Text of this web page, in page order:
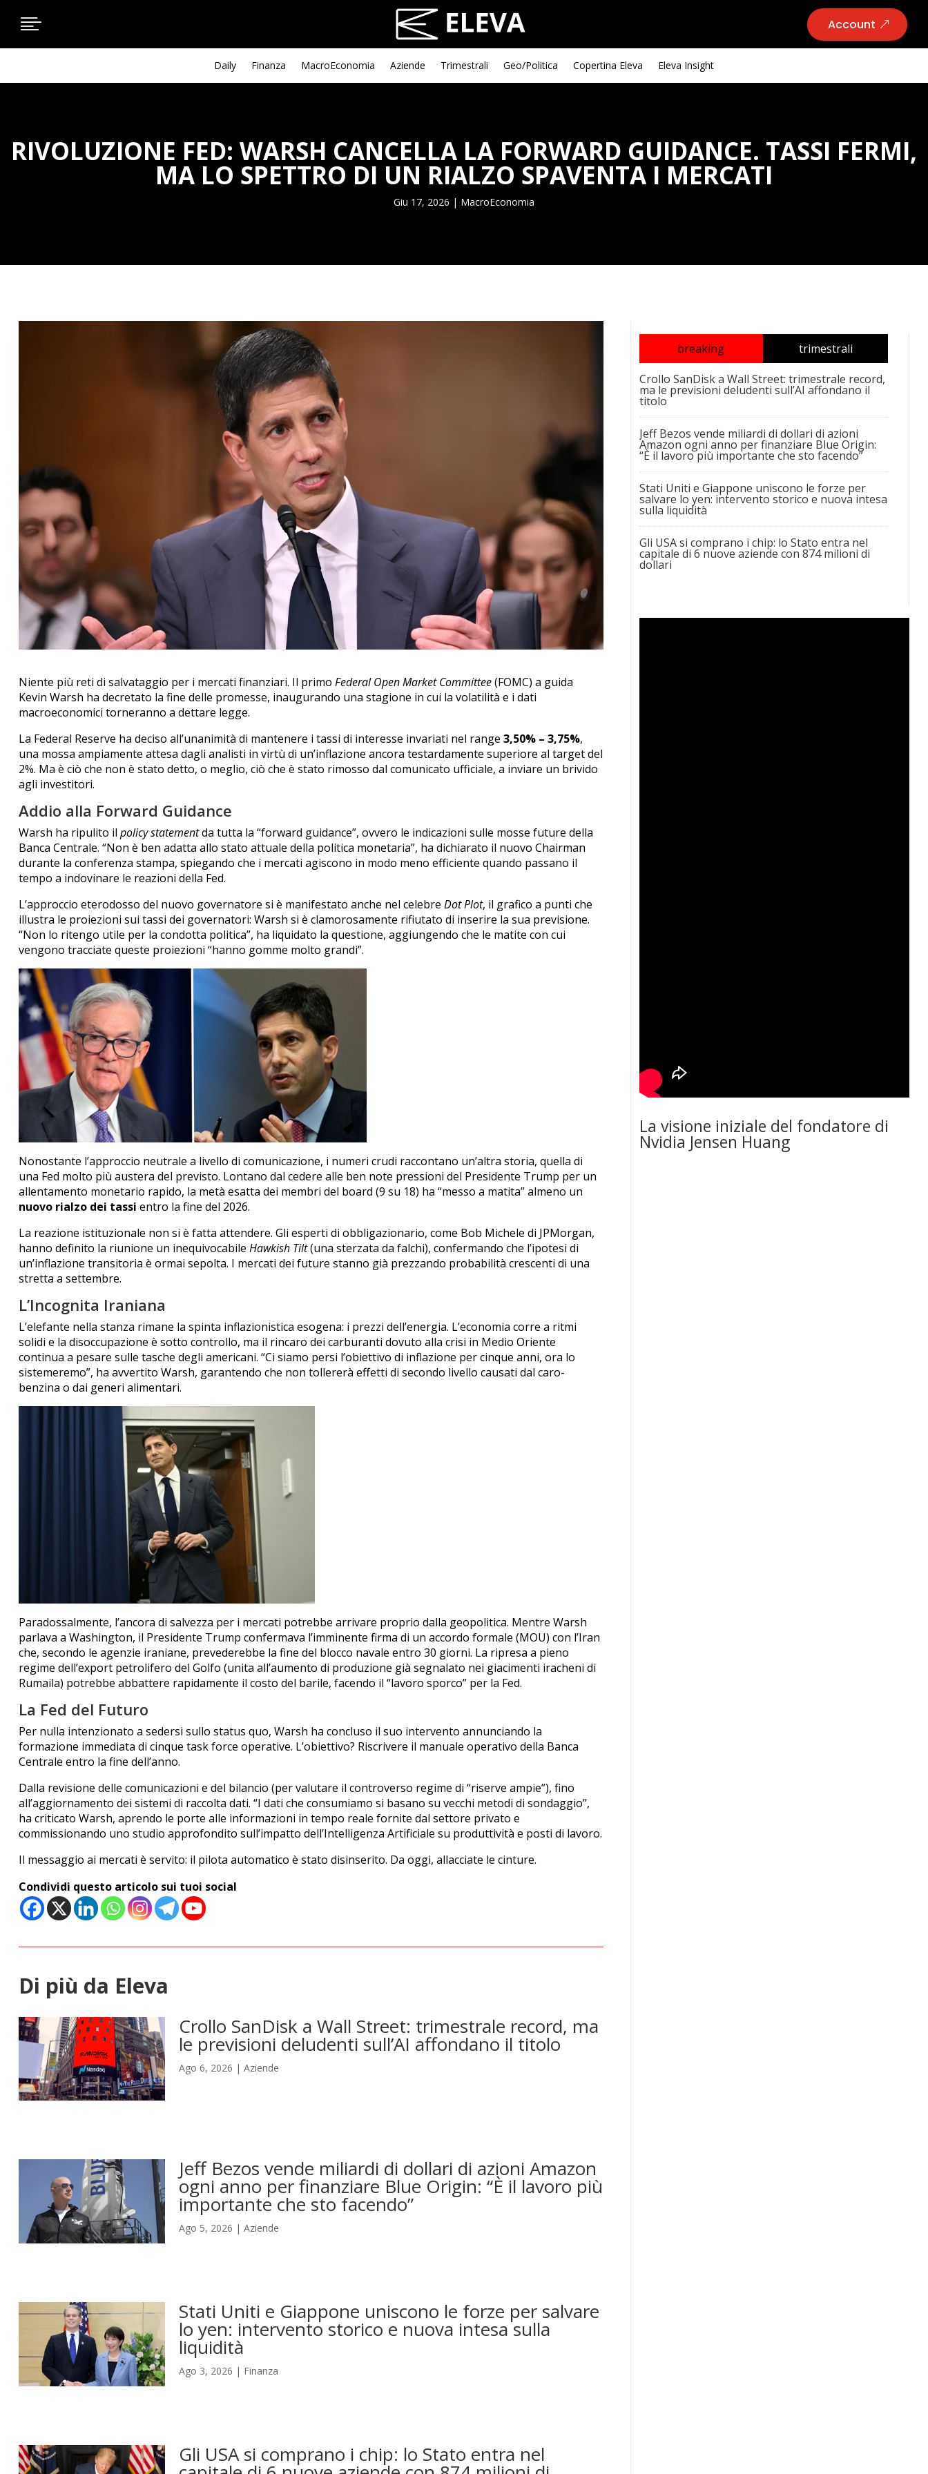
 Account
Daily Finanza MacroEconomia Aziende Trimestrali Geo/Politica Copertina Eleva Eleva Insight
RIVOLUZIONE FED: WARSH CANCELLA LA FORWARD GUIDANCE. TASSI FERMI,
MA LO SPETTRO DI UN RIALZO SPAVENTA I MERCATI
Giu 17, 2026 | MacroEconomia
Niente più reti di salvataggio per i mercati finanziari. Il primo Federal Open Market Committee(FOMC) a guida
Kevin Warsh ha decretato la fine delle promesse, inaugurando una stagione in cui la volatilità e i dati
macroeconomici torneranno a dettare legge.
La Federal Reserve ha deciso all’unanimità di mantenere i tassi di interesse invariati nel range 3,50% – 3,75%,
una mossa ampiamente attesa dagli analisti in virtù di un’inflazione ancora testardamente superiore al target del
2%. Ma è ciò che non è stato detto, o meglio, ciò che è stato rimosso dal comunicato ufficiale, a inviare un brivido
agli investitori.
Addio alla Forward Guidance
Warsh ha ripulito il policy statementda tutta la “forward guidance”, ovvero le indicazioni sulle mosse future della
Banca Centrale. “Non è ben adatta allo stato attuale della politica monetaria”, ha dichiarato il nuovo Chairman
durante la conferenza stampa, spiegando che i mercati agiscono in modo meno efficiente quando passano il
tempo a indovinare le reazioni della Fed.
L’approccio eterodosso del nuovo governatore si è manifestato anche nel celebre Dot Plot, il grafico a punti che
illustra le proiezioni sui tassi dei governatori: Warsh si è clamorosamente rifiutato di inserire la sua previsione.
“Non lo ritengo utile per la condotta politica”, ha liquidato la questione, aggiungendo che le matite con cui
vengono tracciate queste proiezioni “hanno gomme molto grandi”.
Nonostante l’approccio neutrale a livello di comunicazione, i numeri crudi raccontano un’altra storia, quella di
una Fed molto più austera del previsto. Lontano dal cedere alle ben note pressioni del Presidente Trump per un
allentamento monetario rapido, la metà esatta dei membri del board (9 su 18) ha “messo a matita” almeno un
nuovo rialzo dei tassi entro la fine del 2026.
La reazione istituzionale non si è fatta attendere. Gli esperti di obbligazionario, come Bob Michele di JPMorgan,
hanno definito la riunione un inequivocabile Hawkish Tilt(una sterzata da falchi), confermando che l’ipotesi di
un’inflazione transitoria è ormai sepolta. I mercati dei future stanno già prezzando probabilità crescenti di una
stretta a settembre.
L’Incognita Iraniana
L’elefante nella stanza rimane la spinta inflazionistica esogena: i prezzi dell’energia. L’economia corre a ritmi
solidi e la disoccupazione è sotto controllo, ma il rincaro dei carburanti dovuto alla crisi in Medio Oriente
continua a pesare sulle tasche degli americani. “Ci siamo persi l’obiettivo di inflazione per cinque anni, ora lo
sistemeremo”, ha avvertito Warsh, garantendo che non tollererà effetti di secondo livello causati dal caro-
benzina o dai generi alimentari.
Paradossalmente, l’ancora di salvezza per i mercati potrebbe arrivare proprio dalla geopolitica. Mentre Warsh
parlava a Washington, il Presidente Trump confermava l’imminente firma di un accordo formale (MOU) con l’Iran
che, secondo le agenzie iraniane, prevederebbe la fine del blocco navale entro 30 giorni. La ripresa a pieno
regime dell’export petrolifero del Golfo (unita all’aumento di produzione già segnalato nei giacimenti iracheni di
Rumaila) potrebbe abbattere rapidamente il costo del barile, facendo il “lavoro sporco” per la Fed.
La Fed del Futuro
Per nulla intenzionato a sedersi sullo status quo, Warsh ha concluso il suo intervento annunciando la
formazione immediata di cinque task force operative. L’obiettivo? Riscrivere il manuale operativo della Banca
Centrale entro la fine dell’anno.
Dalla revisione delle comunicazioni e del bilancio (per valutare il controverso regime di “riserve ampie”), fino
all’aggiornamento dei sistemi di raccolta dati. “I dati che consumiamo si basano su vecchi metodi di sondaggio”,
ha criticato Warsh, aprendo le porte alle informazioni in tempo reale fornite dal settore privato e
commissionando uno studio approfondito sull’impatto dell’Intelligenza Artificiale su produttività e posti di lavoro.
Il messaggio ai mercati è servito: il pilota automatico è stato disinserito. Da oggi, allacciate le cinture.
Condividi questo articolo sui tuoi social
Di più da Eleva
Crollo SanDisk a Wall Street: trimestrale record, ma
le previsioni deludenti sull’AI affondano il titolo
Ago 6, 2026 | Aziende
Jeff Bezos vende miliardi di dollari di azioni Amazon
ogni anno per finanziare Blue Origin: “È il lavoro più
importante che sto facendo”
Ago 5, 2026 | Aziende
Stati Uniti e Giappone uniscono le forze per salvare
lo yen: intervento storico e nuova intesa sulla
liquidità
Ago 3, 2026 | Finanza
Gli USA si comprano i chip: lo Stato entra nel
breaking
trimestrali
Crollo SanDisk a Wall Street: trimestrale record,
ma le previsioni deludenti sull’AI affondano il
titolo
Jeff Bezos vende miliardi di dollari di azioni
Amazon ogni anno per finanziare Blue Origin:
“È il lavoro più importante che sto facendo”
Stati Uniti e Giappone uniscono le forze per
salvare lo yen: intervento storico e nuova intesa
sulla liquidità
Gli USA si comprano i chip: lo Stato entra nel
capitale di 6 nuove aziende con 874 milioni di
dollari
La visione iniziale del fondatore di
Nvidia Jensen Huang